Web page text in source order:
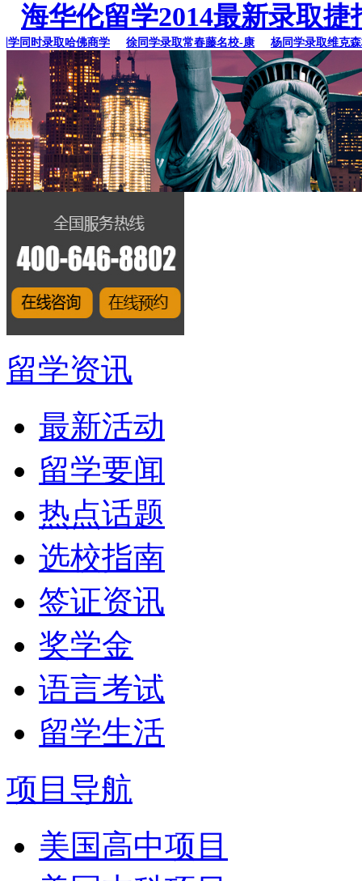
海华伦留学2014最新录取捷
时录取哈佛商学 徐同学录取常春藤名校-康 杨同学录取维克森林
留学资讯
最新活动
留学要闻
热点话题
选校指南
签证资讯
奖学金
语言考试
留学生活
项目导航
美国高中项目